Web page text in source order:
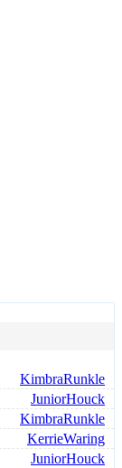
KimbraRunkle
JuniorHouck
KimbraRunkle
KerrieWaring
JuniorHouck